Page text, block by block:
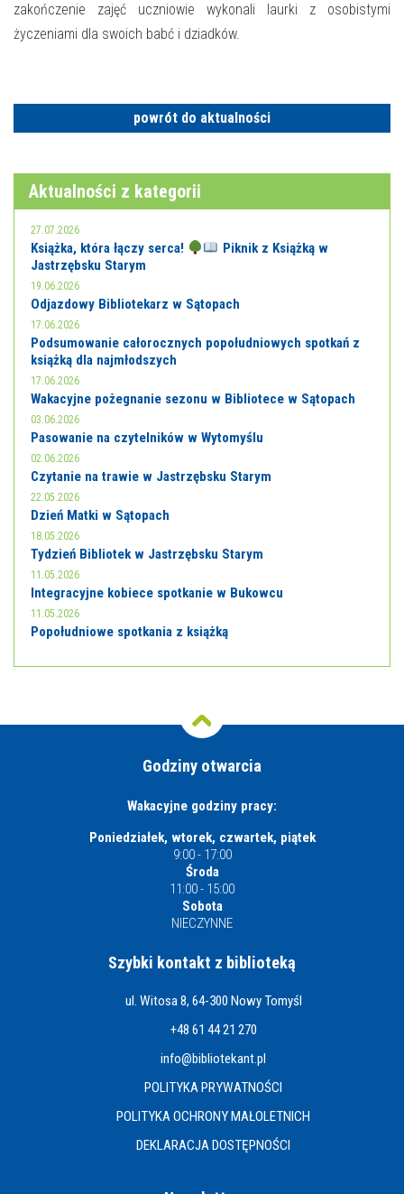
zakończenie zajęć uczniowie wykonali laurki z osobistymi
życzeniami dla swoich babć i dziadków.
powrót do aktualności
Aktualności z kategorii
27.07.2026
Książka, która łączy serca!
Piknik z Książką w
Jastrzębsku Starym
19.06.2026
Odjazdowy Bibliotekarz w Sątopach
17.06.2026
Podsumowanie całorocznych popołudniowych spotkań z
książką dla najmłodszych
17.06.2026
Wakacyjne pożegnanie sezonu w Bibliotece w Sątopach
03.06.2026
Pasowanie na czytelników w Wytomyślu
02.06.2026
Czytanie na trawie w Jastrzębsku Starym
22.05.2026
Dzień Matki w Sątopach
18.05.2026
Tydzień Bibliotek w Jastrzębsku Starym
11.05.2026
Integracyjne kobiece spotkanie w Bukowcu
11.05.2026
Popołudniowe spotkania z książką
Godziny otwarcia
Wakacyjne godziny pracy:
Poniedziałek, wtorek, czwartek, piątek
9:00 - 17:00
Środa
11:00 - 15:00
Sobota
NIECZYNNE
Szybki kontakt z biblioteką
ul. Witosa 8, 64-300 Nowy Tomyśl
+48 61 44 21 270
info@bibliotekant.pl
POLITYKA PRYWATNOŚCI
POLITYKA OCHRONY MAŁOLETNICH
DEKLARACJA DOSTĘPNOŚCI